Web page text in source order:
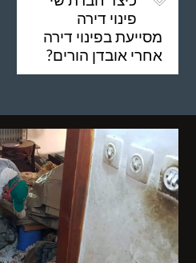
פינוי דירה
מסייעת בפינוי דירה
אחרי אובדן הורים?